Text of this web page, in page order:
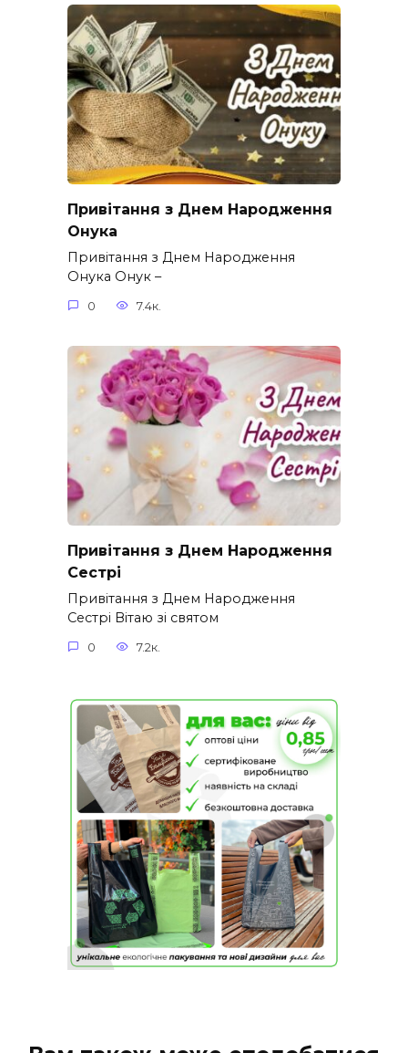
Привітання з Днем Народження
Онука
Привітання з Днем Народження
Онука Онук –
0 7.4к.
Привітання з Днем Народження
Сестрі
Привітання з Днем Народження
Сестрі Вітаю зі святом
0 7.2к.